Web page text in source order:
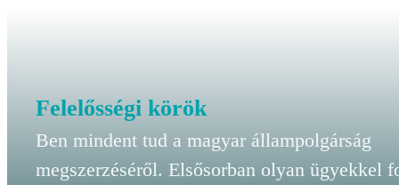
Felelősségi körök
Ben mindent tud a magyar állampolgárság
megszerzéséről. Elsősorban olyan ügyekkel